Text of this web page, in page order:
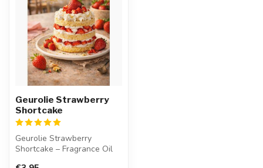
Geurolie Strawberry
Shortcake
Geurolie Strawberry
Shortcake – Fragrance Oil